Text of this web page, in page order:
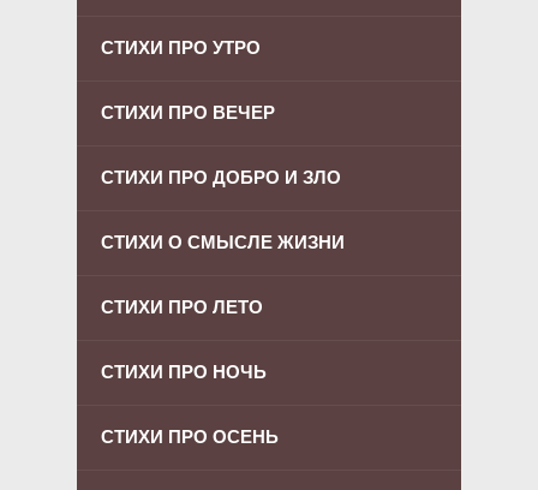
СТИХИ ПРО УТРО
СТИХИ ПРО ВЕЧЕР
СТИХИ ПРО ДОБРО И ЗЛО
СТИХИ О СМЫСЛЕ ЖИЗНИ
СТИХИ ПРО ЛЕТО
СТИХИ ПРО НОЧЬ
СТИХИ ПРО ОСЕНЬ